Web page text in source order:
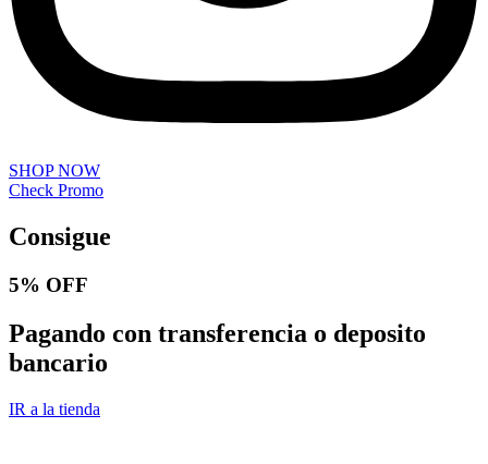
SHOP NOW
Check Promo
Consigue
5% OFF
Pagando con transferencia o deposito
bancario
IR a la tienda